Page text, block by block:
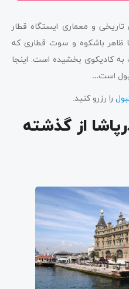
و معماری ایستگاه قطار
ظاهر باشکوه و سوت قطاری که
کادیکوی بخشیده است. اینجا
است…
را رزرو کنید.
از گذشته